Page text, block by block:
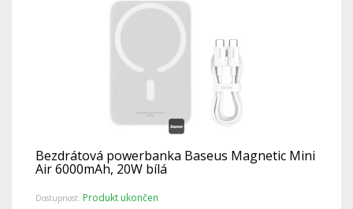
Bezdrátová powerbanka Baseus Magnetic Mini
Air 6000mAh, 20W bílá
Dostupnost: Produkt ukončen